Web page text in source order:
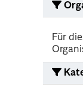
Für